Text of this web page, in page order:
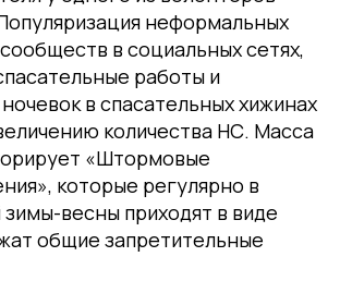
неформальных
в социальных сетях,
работы и
в спасательных хижинах
количества НС. Масса
«Штормовые
которые регулярно в
зимы-весны приходят в виде
общие запретительные